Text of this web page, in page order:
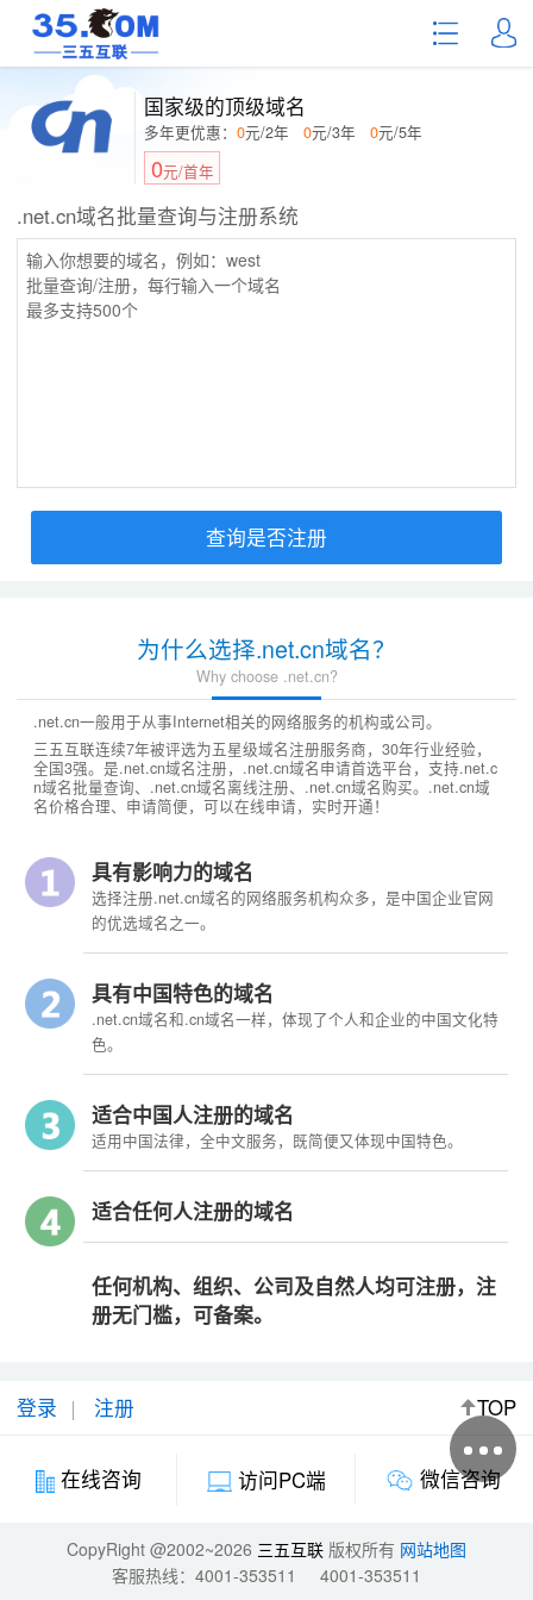
国家级的顶级域名
多年更优惠：0元/2年0元/3年0元/5年
0元/首年
.net.cn域名批量查询与注册系统
查询是否注册
为什么选择.net.cn域名？
Why choose .net.cn?
.net.cn一般用于从事Internet相关的网络服务的机构或公司。
三五互联连续7年被评选为五星级域名注册服务商，30年行业经验，
全国3强。是.net.cn域名注册，.net.cn域名申请首选平台，支持.net.c
n域名批量查询、.net.cn域名离线注册、.net.cn域名购买。.net.cn域
名价格合理、申请简便，可以在线申请，实时开通！
具有影响力的域名
选择注册.net.cn域名的网络服务机构众多，是中国企业官网
的优选域名之一。
具有中国特色的域名
.net.cn域名和.cn域名一样，体现了个人和企业的中国文化特
色。
适合中国人注册的域名
适用中国法律，全中文服务，既简便又体现中国特色。
适合任何人注册的域名
任何机构、组织、公司及自然人均可注册，注
册无门槛，可备案。
登录 注册 TOP
在线咨询 访问PC端 微信咨询
CopyRight @2002~2026 三五互联 版权所有 网站地图
客服热线： 4001-353511 4001-353511